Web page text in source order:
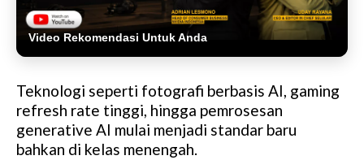
Video Rekomendasi Untuk Anda
Teknologi seperti fotografi berbasis AI, gaming
refresh rate tinggi, hingga pemrosesan
generative AI mulai menjadi standar baru
bahkan di kelas menengah.